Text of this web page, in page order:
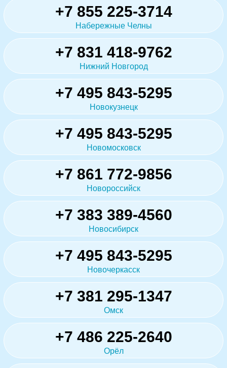
+7 855 225-3714
Набережные Челны
+7 831 418-9762
Нижний Новгород
+7 495 843-5295
Новокузнецк
+7 495 843-5295
Новомосковск
+7 861 772-9856
Новороссийск
+7 383 389-4560
Новосибирск
+7 495 843-5295
Новочеркасск
+7 381 295-1347
Омск
+7 486 225-2640
Орёл